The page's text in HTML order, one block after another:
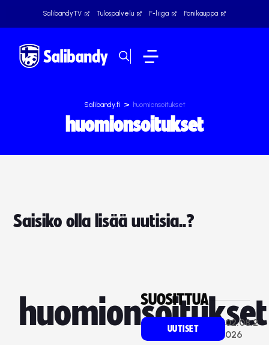
SalibandyTV Tulospalvelu F-liiga Fanikauppa
Salibandy.fi > huomionsoitukset
huomionsoitukset
Saisiko olla lisää uutisia..?
huomionsoitukset
SUOSITTUA
UUTISET
02.08.2
026